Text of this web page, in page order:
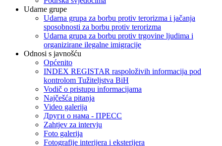
Udarne grupe
Udarna grupa za borbu protiv terorizma i jačanja
sposobnosti za borbu protiv terorizma
Udarna grupa za borbu protiv trgovine ljudima i
organizirane ilegalne imigracije
Odnosi s javnošću
Općenito
INDEX REGISTAR raspoloživih informacija pod
kontrolom Tužiteljstva BiH
Vodič o pristupu informacijama
Najčešća pitanja
Video galerija
Други о нама - ПРЕСC
Zahtjev za intervju
Foto galerija
Fotografije interijera i eksterijera